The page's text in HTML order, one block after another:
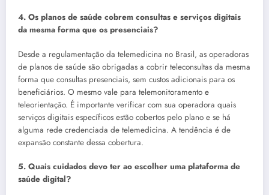
4. Os planos de saúde cobrem consultas e serviços digitais
da mesma forma que os presenciais?
Desde a regulamentação da telemedicina no Brasil, as operadoras
de planos de saúde são obrigadas a cobrir teleconsultas da mesma
forma que consultas presenciais, sem custos adicionais para os
beneficiários. O mesmo vale para telemonitoramento e
teleorientação. É importante verificar com sua operadora quais
serviços digitais específicos estão cobertos pelo plano e se há
alguma rede credenciada de telemedicina. A tendência é de
expansão constante dessa cobertura.
5. Quais cuidados devo ter ao escolher uma plataforma de
saúde digital?